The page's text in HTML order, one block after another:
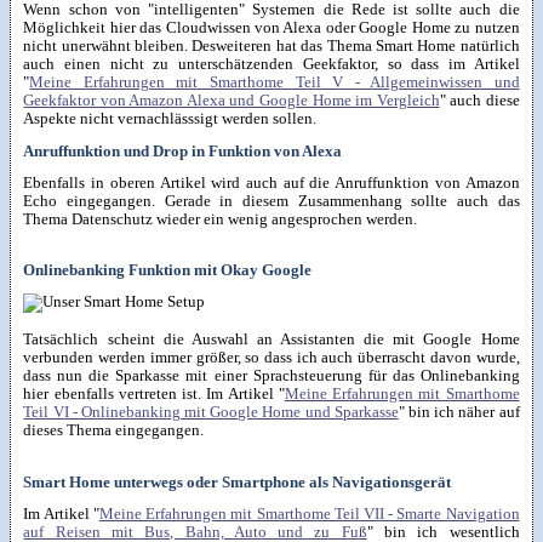
Wenn schon von "intelligenten" Systemen die Rede ist sollte auch die
Möglichkeit hier das Cloudwissen von Alexa oder Google Home zu nutzen
nicht unerwähnt bleiben. Desweiteren hat das Thema Smart Home natürlich
auch einen nicht zu unterschätzenden Geekfaktor, so dass im Artikel
"Meine Erfahrungen mit Smarthome Teil V - Allgemeinwissen und
Geekfaktor von Amazon Alexa und Google Home im Vergleich" auch diese
Aspekte nicht vernachlässsigt werden sollen.
Anruffunktion und Drop in Funktion von Alexa
Ebenfalls in oberen Artikel wird auch auf die Anruffunktion von Amazon
Echo eingegangen. Gerade in diesem Zusammenhang sollte auch das
Thema Datenschutz wieder ein wenig angesprochen werden.
Onlinebanking Funktion mit Okay Google
Tatsächlich scheint die Auswahl an Assistanten die mit Google Home
verbunden werden immer größer, so dass ich auch überrascht davon wurde,
dass nun die Sparkasse mit einer Sprachsteuerung für das Onlinebanking
hier ebenfalls vertreten ist. Im Artikel "Meine Erfahrungen mit Smarthome
Teil VI - Onlinebanking mit Google Home und Sparkasse" bin ich näher auf
dieses Thema eingegangen.
Smart Home unterwegs oder Smartphone als Navigationsgerät
Im Artikel "Meine Erfahrungen mit Smarthome Teil VII - Smarte Navigation
auf Reisen mit Bus, Bahn, Auto und zu Fuß" bin ich wesentlich